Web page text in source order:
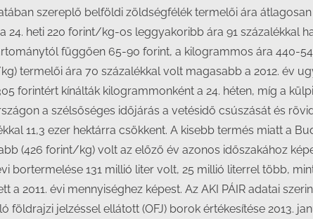
szereplő belföldi zöldségfélék termelői ára
heti 220 forint/kg-os leggyakoribb ára 91 százalékkal
függően 65-90 forint, a kilogrammos ára 440-
termelői ára 70 százalékkal volt magasabb a 2012. év
forintért kínálták kilogrammonként a 24. héten, míg a
a szélsőséges időjárás a vetésidő csúszását és
11,3 ezer hektárra csökkent. A kisebb termés miatt a
(426 forint/kg) volt az előző év azonos időszakához
bortermelése 131 millió liter volt, 25 millió literrel több,
a 2011. évi mennyiséghez képest. Az AKI PÁIR adatai
földrajzi jelzéssel ellátott (OFJ) borok értékesítése 2013.